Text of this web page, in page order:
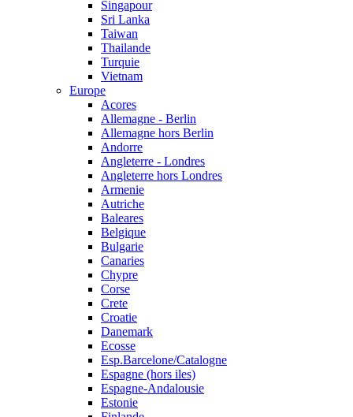
Singapour
Sri Lanka
Taiwan
Thailande
Turquie
Vietnam
Europe
Acores
Allemagne - Berlin
Allemagne hors Berlin
Andorre
Angleterre - Londres
Angleterre hors Londres
Armenie
Autriche
Baleares
Belgique
Bulgarie
Canaries
Chypre
Corse
Crete
Croatie
Danemark
Ecosse
Esp.Barcelone/Catalogne
Espagne (hors iles)
Espagne-Andalousie
Estonie